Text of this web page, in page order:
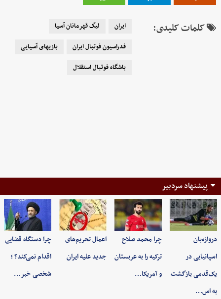
کلمات کلیدی: ایران
لیگ قهرمانان آسیا
فدراسیون فوتبال ایران
بازیهای آسیایی
باشگاه فوتبال استقلال
پیشنهاد سردبیر
دروازه‌بان
اسپانیایی در
یک‌قدمی بازگشت
به اس…
چرا محمد صلاح
ترکیه را به عربستان
و آمریکا…
اعمال تحریم‌های
جدید علیه ایران
چرا دستگاه قضایی
اقدام نمی‌کند؟ ؛
شخصی خبر…